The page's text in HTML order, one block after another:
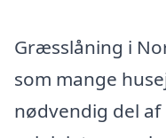
Græsslåning i
som mange
nødvendig del